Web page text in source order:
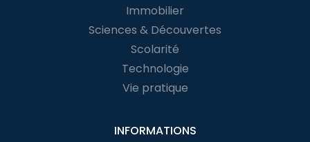
Immobilier
Sciences & Découvertes
Scolarité
Technologie
Vie pratique
INFORMATIONS